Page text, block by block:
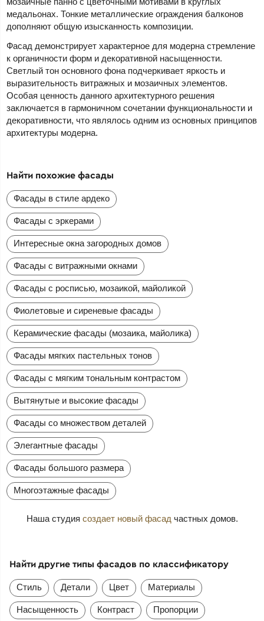
медальонах. Тонкие металлические ограждения балконов
дополняют общую изысканность композиции.
Фасад демонстрирует характерное для модерна стремление
к органичности форм и декоративной насыщенности.
Светлый тон основного фона подчеркивает яркость и
выразительность витражных и мозаичных элементов.
Особая ценность данного архитектурного решения
заключается в гармоничном сочетании функциональности и
декоративности, что являлось одним из основных принципов
архитектуры модерна.
Найти похожие фасады
Фасады в стиле ардеко
Фасады с эркерами
Интересные окна загородных домов
Фасады с витражными окнами
Фасады с росписью, мозаикой, майоликой
Фиолетовые и сиреневые фасады
Керамические фасады (мозаика, майолика)
Фасады мягких пастельных тонов
Фасады с мягким тональным контрастом
Вытянутые и высокие фасады
Фасады со множеством деталей
Элегантные фасады
Фасады большого размера
Многоэтажные фасады
Наша студия создает новый фасад частных домов.
Найти другие типы фасадов по классификатору
Стиль Детали Цвет Материалы
Насыщенность Контраст Пропорции